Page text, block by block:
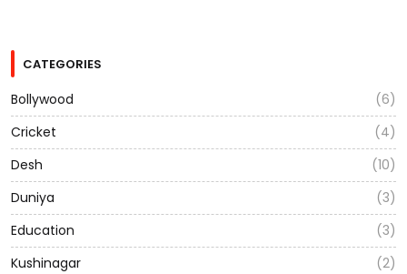
CATEGORIES
Bollywood
(6)
Cricket
(4)
Desh
(10)
Duniya
(3)
Education
(3)
Kushinagar
(2)